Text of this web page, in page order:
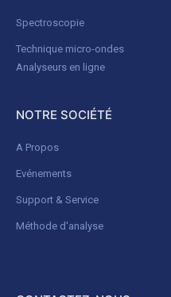
Spectroscopie
Technique micro-ondes
Analyseurs en ligne
NOTRE SOCIÉTÉ
A Propos
Evénements
Support & Service
Méthode d'analyse